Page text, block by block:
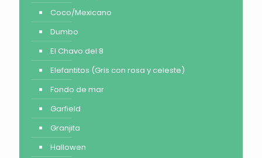
Coco/Mexicano
Dumbo
El Chavo del 8
Elefantitos (Gris con rosa y celeste)
Fondo de mar
Garfield
Granjita
Hallowen